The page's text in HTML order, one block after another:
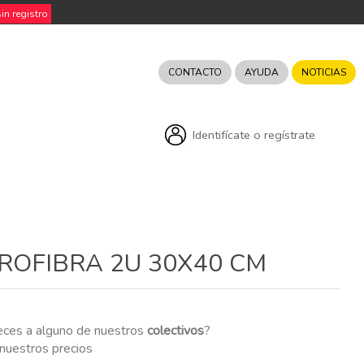
registro
CONTACTO AYUDA NOTICIAS
Identifícate o regístrate
2U 30X40 CM
a alguno de nuestroscolectivos?
precios